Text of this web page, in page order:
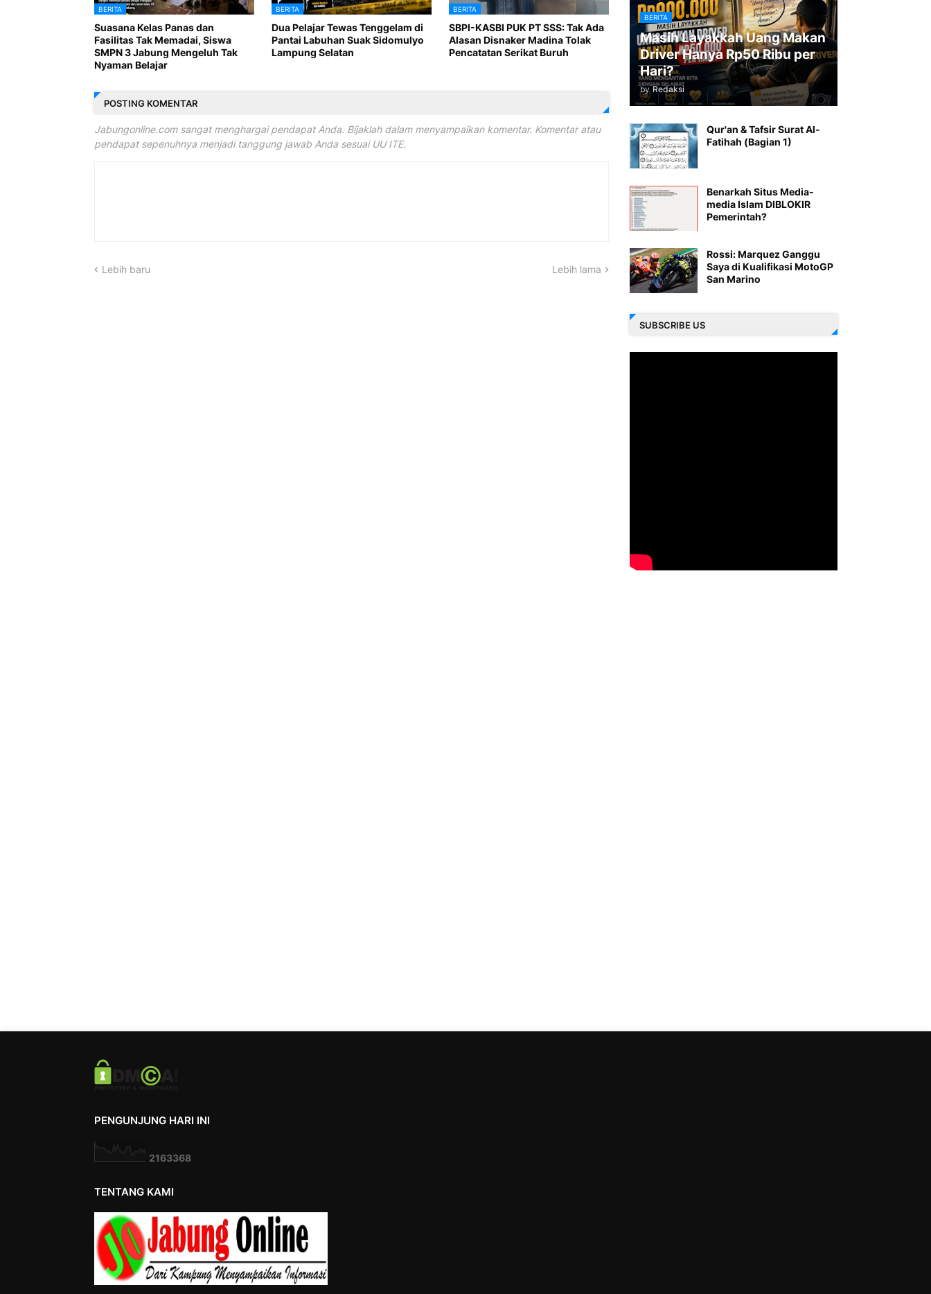
BERITA
Suasana Kelas Panas dan
Fasilitas Tak Memadai, Siswa
SMPN 3 Jabung Mengeluh Tak
Nyaman Belajar
BERITA
Dua Pelajar Tewas Tenggelam di
Pantai Labuhan Suak Sidomulyo
Lampung Selatan
BERITA
SBPI-KASBI PUK PT SSS: Tak Ada
Alasan Disnaker Madina Tolak
Pencatatan Serikat Buruh
POSTING KOMENTAR
Jabungonline.com sangat menghargai pendapat Anda. Bijaklah dalam menyampaikan komentar. Komentar atau
pendapat sepenuhnya menjadi tanggung jawab Anda sesuai UU ITE.
Lebih baru Lebih lama
BERITA
Masih Layakkah Uang Makan
Driver Hanya Rp50 Ribu per
Hari?
by Redaksi
Qur'an & Tafsir Surat Al-
Fatihah (Bagian 1)
Benarkah Situs Media-
media Islam DIBLOKIR
Pemerintah?
Rossi: Marquez Ganggu
Saya di Kualifikasi MotoGP
San Marino
SUBSCRIBE US
PENGUNJUNG HARI INI
2163368
TENTANG KAMI